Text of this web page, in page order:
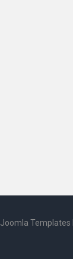
Joomla Templates